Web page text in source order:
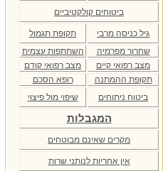
ביטוחים קולקטיביים
גיל כניסה מרבי
תקופת תגמול
שחרור מפרמיה
השתתפות עצמית
מצב רפואי קיים
מצב רפואי קודם
תקופת ההמתנה
רופא הסכם
ביטוח ניתוחים
שיפוי מול פיצוי
המגבלות
מקרים שאינם מבוטחים
אין אחריות לנותני שרות